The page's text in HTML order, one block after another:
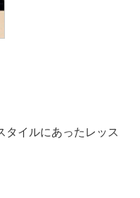
タイルにあったレッス